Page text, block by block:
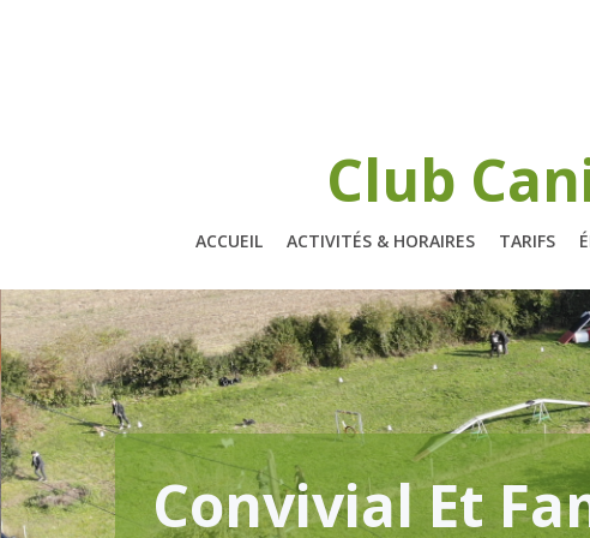
Club
ACCUEIL ACTIVITÉS & HORAIRES TARIFS
Convivial Et